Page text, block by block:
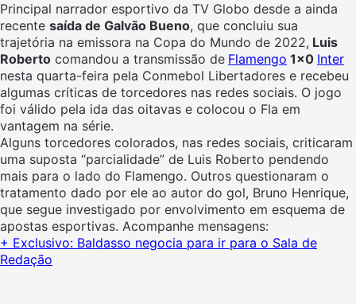
Principal narrador esportivo da TV Globo desde a ainda
recente saída de Galvão Bueno, que concluiu sua
trajetória na emissora na Copa do Mundo de 2022, Luis
Roberto comandou a transmissão de Flamengo 1×0 Inter
nesta quarta-feira pela Conmebol Libertadores e recebeu
algumas críticas de torcedores nas redes sociais. O jogo
foi válido pela ida das oitavas e colocou o Fla em
vantagem na série.
Alguns torcedores colorados, nas redes sociais, criticaram
uma suposta “parcialidade” de Luis Roberto pendendo
mais para o lado do Flamengo. Outros questionaram o
tratamento dado por ele ao autor do gol, Bruno Henrique,
que segue investigado por envolvimento em esquema de
apostas esportivas. Acompanhe mensagens:
+ Exclusivo: Baldasso negocia para ir para o Sala de
Redação